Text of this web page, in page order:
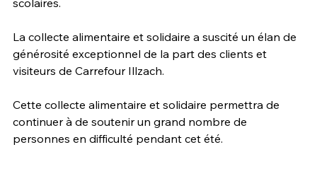
La collecte alimentaire et solidaire a suscité un élan de
générosité exceptionnel de la part des clients et
visiteurs de Carrefour Illzach.
Cette collecte alimentaire et solidaire permettra de
continuer à de soutenir un grand nombre de
personnes en difficulté pendant cet été.